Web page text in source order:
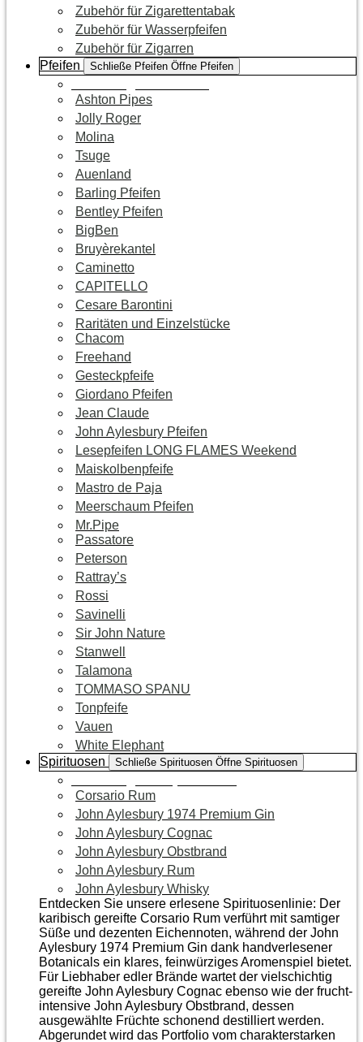
Zubehör für Zigarettentabak
Zubehör für Wasserpfeifen
Zubehör für Zigarren
Pfeifen
Schließe Pfeifen Öffne Pfeifen
Ashton Pipes
Jolly Roger
Molina
Tsuge
Auenland
Barling Pfeifen
Bentley Pfeifen
BigBen
Bruyèrekantel
Caminetto
CAPITELLO
Cesare Barontini
Raritäten und Einzelstücke
Chacom
Freehand
Gesteckpfeife
Giordano Pfeifen
Jean Claude
John Aylesbury Pfeifen
Lesepfeifen LONG FLAMES Weekend
Maiskolbenpfeife
Mastro de Paja
Meerschaum Pfeifen
Mr.Pipe
Passatore
Peterson
Rattray’s
Rossi
Savinelli
Sir John Nature
Stanwell
Talamona
TOMMASO SPANU
Tonpfeife
Vauen
White Elephant
Spirituosen
Schließe Spirituosen Öffne Spirituosen
Corsario Rum
John Aylesbury 1974 Premium Gin
John Aylesbury Cognac
John Aylesbury Obstbrand
John Aylesbury Rum
John Aylesbury Whisky
Entdecken Sie unsere erlesene Spirituosenlinie: Der
karibisch gereifte Corsario Rum verführt mit samtiger
Süße und dezenten Eichen­noten, während der John
Aylesbury 1974 Premium Gin dank handverlesener
Botanicals ein klares, feinwürziges Aromenspiel bietet.
Für Liebhaber edler Brände wartet der vielschichtig
gereifte John Aylesbury Cognac ebenso wie der frucht­
intensive John Aylesbury Obstbrand, dessen
ausgewählte Früchte schonend destilliert werden.
Abgerundet wird das Portfolio vom charakterstarken